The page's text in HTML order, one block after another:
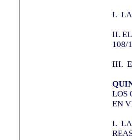
I.
II.
108/
III.
LOS
EN
I.